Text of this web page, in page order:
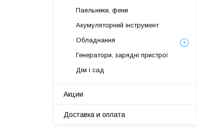
Паяльники, фени
Акумуляторний інструмент
Обладнання
Генератори, зарядні пристрої
Дім і сад
Акции
Доставка и оплата